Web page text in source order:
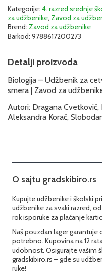
Kategorije: 4. razred srednje
za udžbenike, Zavod za
Brend: Zavod za udžbenike
Barkod: 9788617200273
Detalji proizvoda
Biologija – Udžbenik za
smera | Zavod za
Autori: Dragana Cvetković,
Aleksandra Korać,
O sajtu gradskibiro.rs
Kupujte udžbenike i školski
udžbenike za svaki razred,
rok isporuke za plaćanje
Naš pouzdan lager
potrebno. Kupovina na 12
udobnost. Osigurajte vašim
gradskibiro.rs – gde su
ruke!